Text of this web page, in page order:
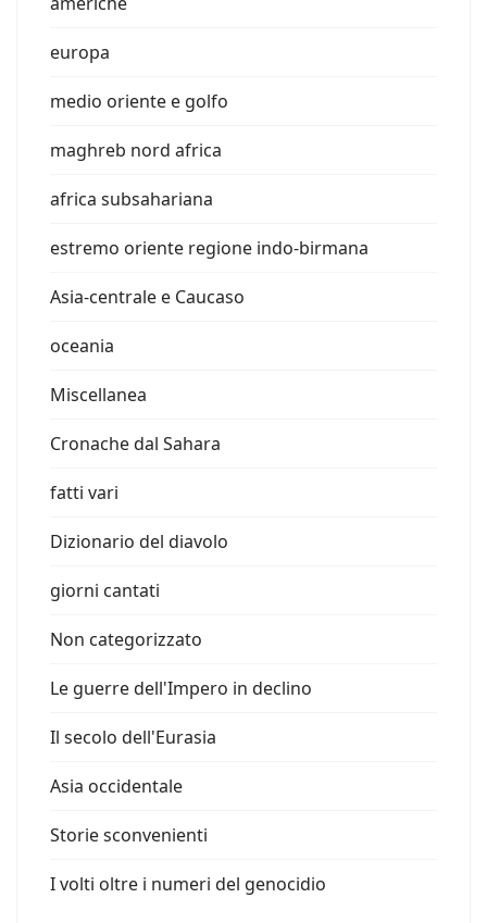
europa
medio oriente e golfo
maghreb nord africa
africa subsahariana
estremo oriente regione indo-birmana
Asia-centrale e Caucaso
oceania
Miscellanea
Cronache dal Sahara
fatti vari
Dizionario del diavolo
giorni cantati
Non categorizzato
Le guerre dell'Impero in declino
Il secolo dell'Eurasia
Asia occidentale
Storie sconvenienti
I volti oltre i numeri del genocidio